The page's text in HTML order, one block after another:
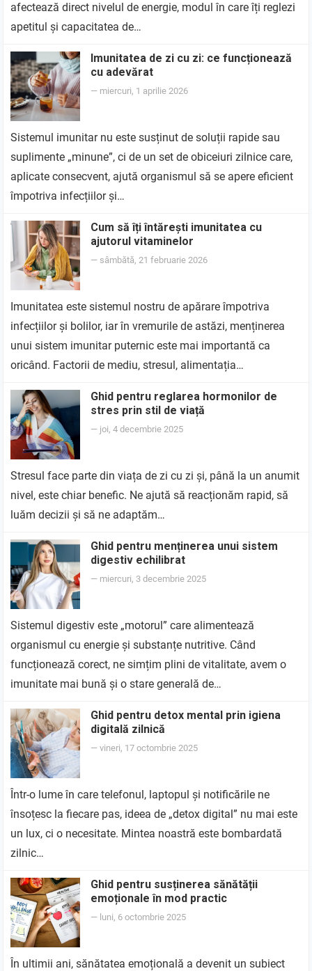
afectează direct nivelul de energie, modul în care îți reglezi
apetitul și capacitatea de…
Imunitatea de zi cu zi: ce funcționează
cu adevărat
— miercuri, 1 aprilie 2026
Sistemul imunitar nu este susținut de soluții rapide sau
suplimente „minune”, ci de un set de obiceiuri zilnice care,
aplicate consecvent, ajută organismul să se apere eficient
împotriva infecțiilor și…
Cum să îți întărești imunitatea cu
ajutorul vitaminelor
— sâmbătă, 21 februarie 2026
Imunitatea este sistemul nostru de apărare împotriva
infecțiilor și bolilor, iar în vremurile de astăzi, menținerea
unui sistem imunitar puternic este mai importantă ca
oricând. Factorii de mediu, stresul, alimentația…
Ghid pentru reglarea hormonilor de
stres prin stil de viață
— joi, 4 decembrie 2025
Stresul face parte din viața de zi cu zi și, până la un anumit
nivel, este chiar benefic. Ne ajută să reacționăm rapid, să
luăm decizii și să ne adaptăm…
Ghid pentru menținerea unui sistem
digestiv echilibrat
— miercuri, 3 decembrie 2025
Sistemul digestiv este „motorul” care alimentează
organismul cu energie și substanțe nutritive. Când
funcționează corect, ne simțim plini de vitalitate, avem o
imunitate mai bună și o stare generală de…
Ghid pentru detox mental prin igiena
digitală zilnică
—vineri, 17 octombrie 2025
Într-o lume în care telefonul, laptopul și notificările ne
însoțesc la fiecare pas, ideea de „detox digital” nu mai este
un lux, ci o necesitate. Mintea noastră este bombardată
zilnic…
Ghid pentru susținerea sănătății
emoționale în mod practic
— luni, 6 octombrie 2025
În ultimii ani, sănătatea emoțională a devenit un subiect